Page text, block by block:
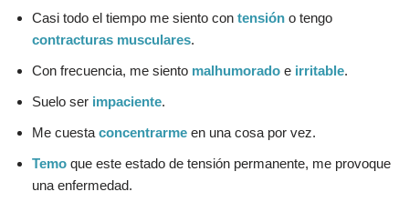
Casi todo el tiempo me siento con tensión o tengo
contracturas musculares.
Con frecuencia, me siento malhumorado e irritable.
Suelo ser impaciente.
Me cuesta concentrarme en una cosa por vez.
Temo que este estado de tensión permanente, me provoque
una enfermedad.